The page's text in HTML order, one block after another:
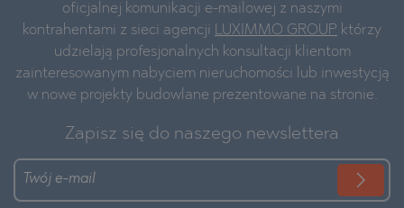
oficjalnej komunikacji e-mailowej z naszymi
kontrahentami z sieci agencji LUXIMMO GROUP którzy
udzielają profesjonalnych konsultacji klientom
zainteresowanym nabyciem nieruchomości lub inwestycją
w nowe projekty budowlane prezentowane na stronie.
Zapisz się do naszego newslettera